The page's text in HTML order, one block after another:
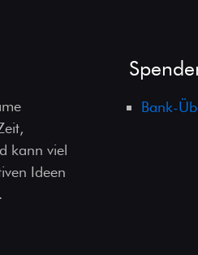
kann viel
Ideen
Bank-